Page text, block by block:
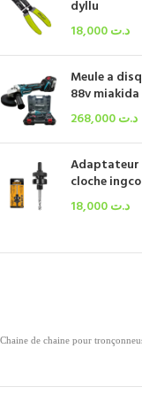
dyllu
د.ت
Meule a
88v miakida
د.ت
Adaptateur
cloche
د.ت
Chaine de chaine pour